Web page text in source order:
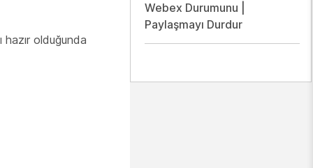
hazır olduğunda
Webex Durumunu |
Paylaşmayı Durdur